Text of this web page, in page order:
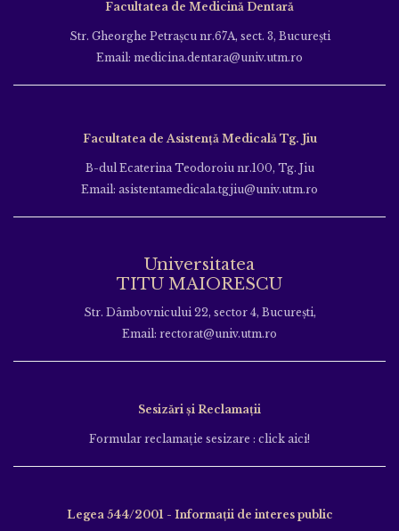
Facultatea de Medicină Dentară
Str. Gheorghe Petraşcu nr.67A, sect. 3, Bucureşti
Email: medicina.dentara@univ.utm.ro
Facultatea de Asistență Medicală Tg. Jiu
B-dul Ecaterina Teodoroiu nr.100, Tg. Jiu
Email: asistentamedicala.tgjiu@univ.utm.ro
Universitatea
TITU MAIORESCU
Str. Dâmbovnicului 22, sector 4, București,
Email: rectorat@univ.utm.ro
Sesizări și Reclamații
Formular reclamație sesizare : click aici!
Legea 544/2001 - Informații de interes public